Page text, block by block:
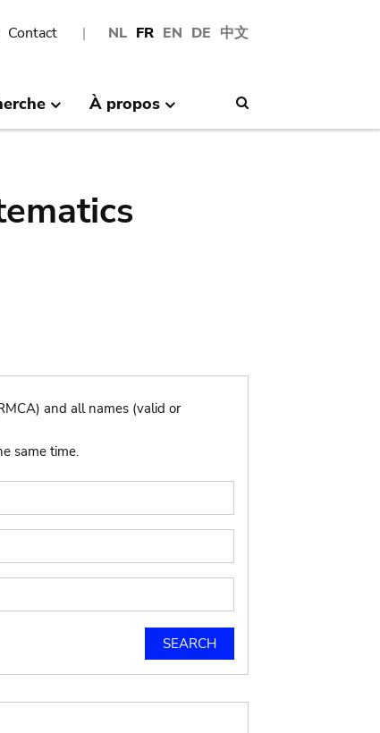
NL FR EN DE 中文
Contact
À propos
and all names (valid or
same time.